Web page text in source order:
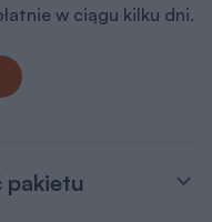
w ciągu kilku dni.
pakietu